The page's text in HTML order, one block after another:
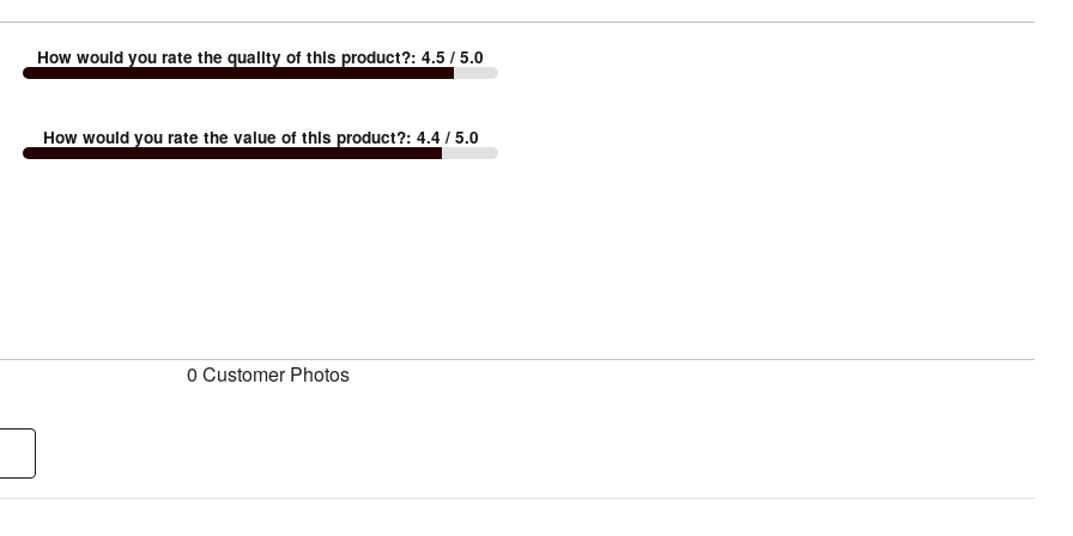
How would you rate the quality of this product?:4.5 / 5.0
How would you rate the value of this product?: 4.4 / 5.0
0 Customer Photos